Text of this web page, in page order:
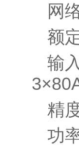
网
额
输
精
功